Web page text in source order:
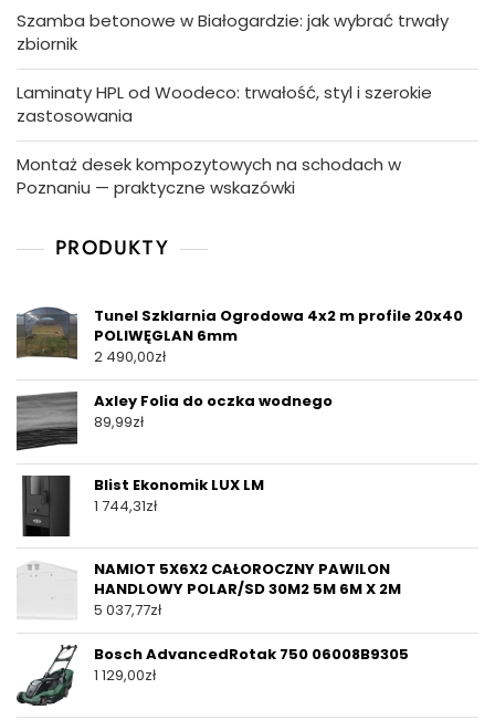
Szamba betonowe w Białogardzie: jak wybrać trwały
zbiornik
Laminaty HPL od Woodeco: trwałość, styl i szerokie
zastosowania
Montaż desek kompozytowych na schodach w
Poznaniu — praktyczne wskazówki
PRODUKTY
Tunel Szklarnia Ogrodowa 4x2 m profile 20x40
POLIWĘGLAN 6mm
2 490,00zł
Axley Folia do oczka wodnego
89,99zł
Blist Ekonomik LUX LM
1 744,31zł
NAMIOT 5X6X2 CAŁOROCZNY PAWILON
HANDLOWY POLAR/SD 30M2 5M 6M X 2M
5 037,77zł
Bosch AdvancedRotak 750 06008B9305
1 129,00zł